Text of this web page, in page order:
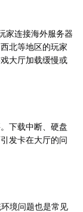
家连接海外服务器
北等地区的玩家
大厅加载缓慢或
下载中断、硬盘
发卡在大厅的问
境问题也是常见